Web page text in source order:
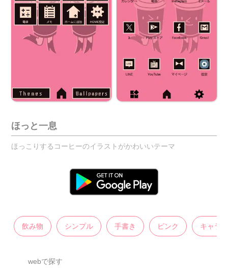
ほっと一息
ほっこりするコーヒーのイラストがかわいいテーマ
飲み物 シンプル 手書き ピンク キャラ
webで探す